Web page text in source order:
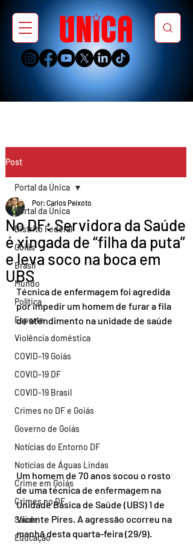
Post
Portal da Única
Distrito Federal
Goiás
Brasil
Mundo
Política
Esporte
Violência doméstica
COVID-19 Goiás
COVID-19 DF
COVID-19 Brasil
Crimes no DF e Goiás
Governo de Goiás
Notícias do Entorno DF
Notícias de Águas Lindas
Crime em Goiás
Crimes no DF
Saúde
Educação
Portal da Única
No DF: Servidora da Saúde
é xingada de “filha da puta”
e leva soco na boca em
UBS
Por: Carlos Peixoto
Técnica de enfermagem foi agredida
por impedir um homem de furar a fila
de atendimento na unidade de saúde
Um homem de 70 anos socou o rosto
de uma técnica de enfermagem na
Unidade Básica de Saúde (UBS) 1 de
Vicente Pires. A agressão ocorreu na
manhã desta quarta-feira (29/9).